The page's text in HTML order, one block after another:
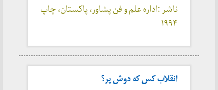
ناشر :اداره علم و فن پشاور، پاکستان، چاپ
۱۹۹۴
انقلاب کس که دوش پر؟